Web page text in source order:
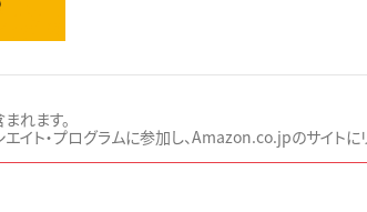
れます。
ト・プログラムに参加し、Amazon.co.jpのサイトに